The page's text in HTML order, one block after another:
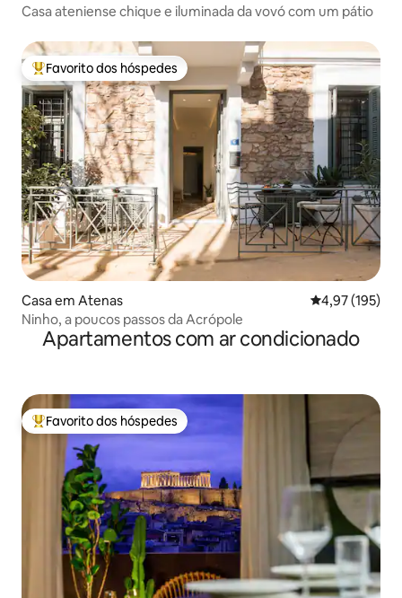
Casa ateniense chique e iluminada da vovó com um pátio
Favoritos dos hóspedes mais apreciados
Favorito dos hóspedes
Casa em Atenas Classificação
4,97 (195)
Ninho, a poucos passos da Acrópole
Apartamentos com ar condicionado
Favoritos dos hóspedes mais apreciados
Favorito dos hóspedes